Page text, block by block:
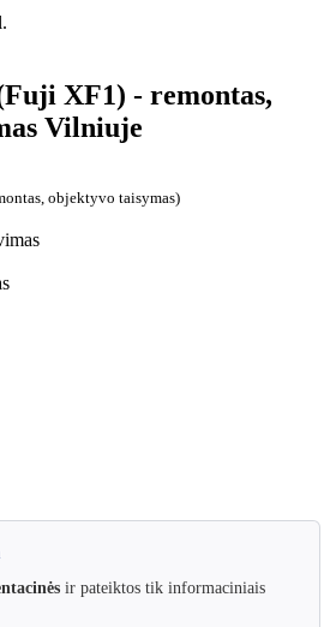
XF1) - remontas,
Vilniuje
objektyvo taisymas)
ir pateiktos tik informaciniais